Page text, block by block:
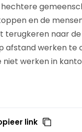
en de
naar
afstand werken te
werken in
link